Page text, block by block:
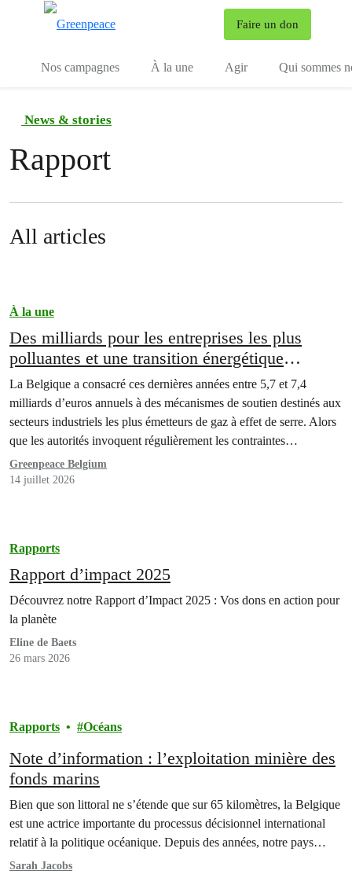
Faire un don
Nos campagnes À la une Agir Qui sommes
News & stories
Rapport
All articles
À la une
Des milliards pour les entreprises les plus
polluantes et une transition énergétique
supportée par les citoyen·nes
La Belgique a consacré ces dernières années entre 5,7 et 7,4
milliards d’euros annuels à des mécanismes de soutien destinés aux
secteurs industriels les plus émetteurs de gaz à effet de serre. Alors
que les autorités invoquent régulièrement les contraintes
budgétaires pour réduire les investissements dans des domaines
essentiels comme la santé, l’éducation ou la…
Greenpeace Belgium
14 juillet 2026
Rapports
Rapport d’impact 2025
Découvrez notre Rapport d’Impact 2025 : Vos dons en action pour
la planète
Eline de Baets
26 mars 2026
Rapports Océans
Note d’information : l’exploitation minière des
fonds marins
Bien que son littoral ne s’étende que sur 65 kilomètres, la Belgique
est une actrice importante du processus décisionnel international
relatif à la politique océanique. Depuis des années, notre pays…
Sarah Jacobs